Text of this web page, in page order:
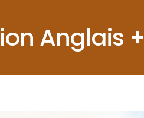
Anglais +